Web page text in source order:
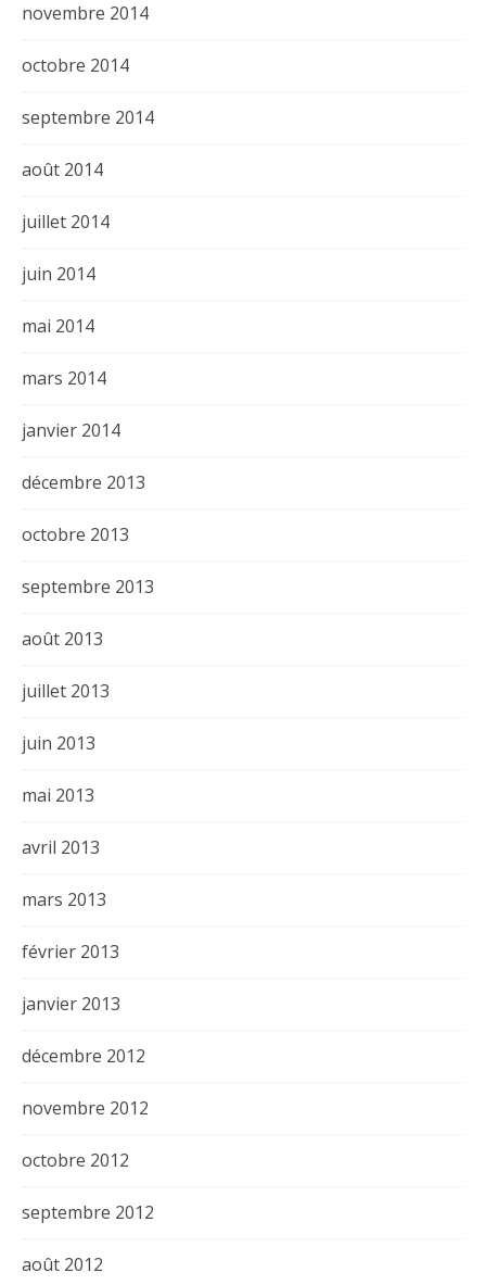
novembre 2014
octobre 2014
septembre 2014
août 2014
juillet 2014
juin 2014
mai 2014
mars 2014
janvier 2014
décembre 2013
octobre 2013
septembre 2013
août 2013
juillet 2013
juin 2013
mai 2013
avril 2013
mars 2013
février 2013
janvier 2013
décembre 2012
novembre 2012
octobre 2012
septembre 2012
août 2012